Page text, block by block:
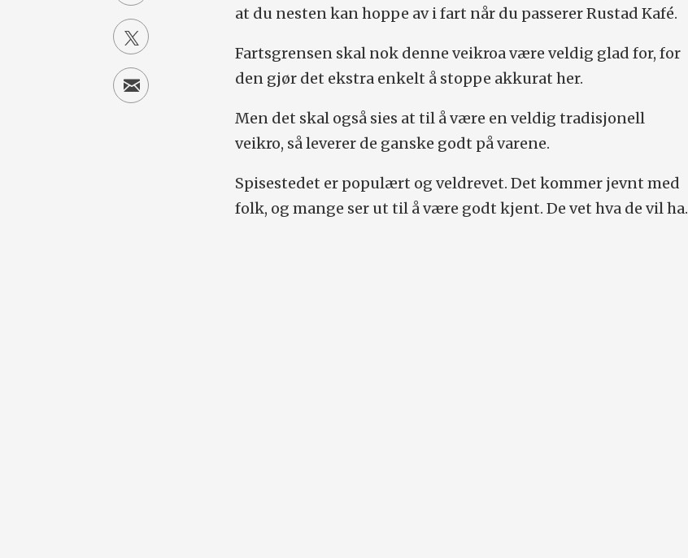
at du nesten kan hoppe av i fart når du passerer Rustad Kafé.
Fartsgrensen skal nok denne veikroa være veldig glad for, for
den gjør det ekstra enkelt å stoppe akkurat her.
Men det skal også sies at til å være en veldig tradisjonell
veikro, så leverer de ganske godt på varene.
Spisestedet er populært og veldrevet. Det kommer jevnt med
folk, og mange ser ut til å være godt kjent. De vet hva de vil ha.